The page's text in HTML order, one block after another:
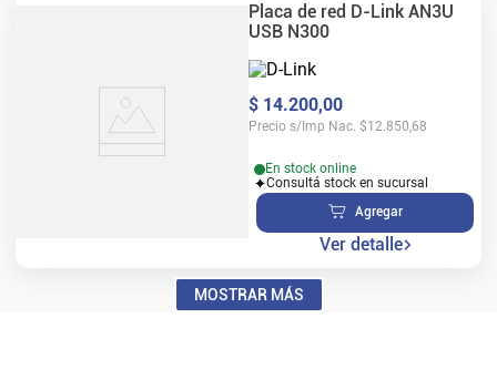
Placa de red D-Link AN3U
USB N300
$ 14.200,00
Precio s/Imp Nac. $12.850,68
En stock online
Consultá stock en sucursal
Agregar
Ver detalle
MOSTRAR MÁS